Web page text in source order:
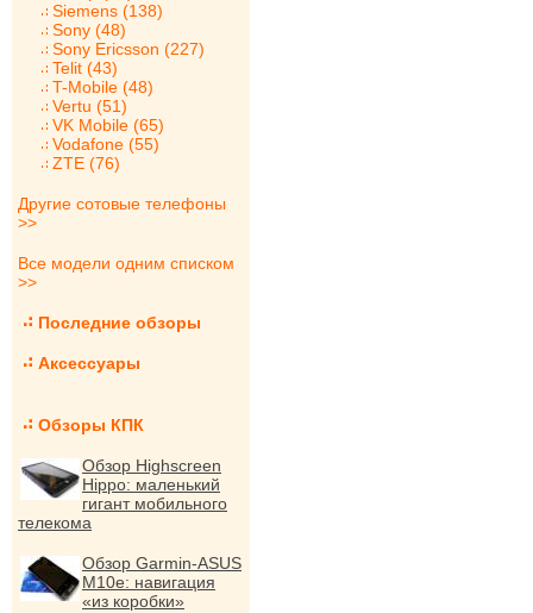
Siemens (138)
Sony (48)
Sony Ericsson (227)
Telit (43)
T-Mobile (48)
Vertu (51)
VK Mobile (65)
Vodafone (55)
ZTE (76)
Другие сотовые телефоны
>>
Все модели одним списком
>>
Последние обзоры
Аксессуары
Обзоры КПК
Обзор Highscreen
Hippo: маленький
гигант мобильного
телекома
Обзор Garmin-ASUS
M10e: навигация
«из коробки»